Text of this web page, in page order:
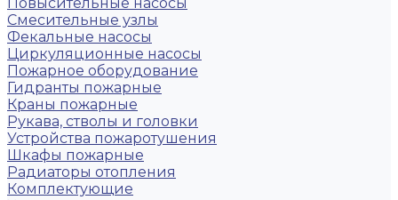
Смесительные узлы
Фекальные насосы
Циркуляционные насосы
Пожарное оборудование
Гидранты пожарные
Краны пожарные
Рукава, стволы и головки
Устройства пожаротушения
Шкафы пожарные
Радиаторы отопления
Комплектующие